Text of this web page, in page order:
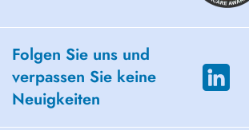
Folgen Sie uns und
verpassen Sie keine
Neuigkeiten